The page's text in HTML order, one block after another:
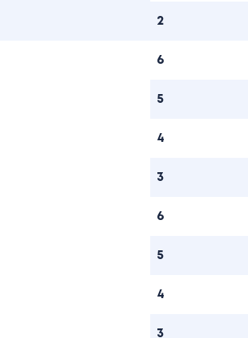
2
6
5
4
3
6
5
4
3